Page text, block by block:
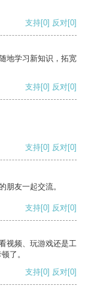
支持[0] 反对[0]
地学习新知识，拓宽
支持[0] 反对[0]
支持[0] 反对[0]
朋友一起交流。
支持[0] 反对[0]
视频、玩游戏还是工
了。
支持[0] 反对[0]